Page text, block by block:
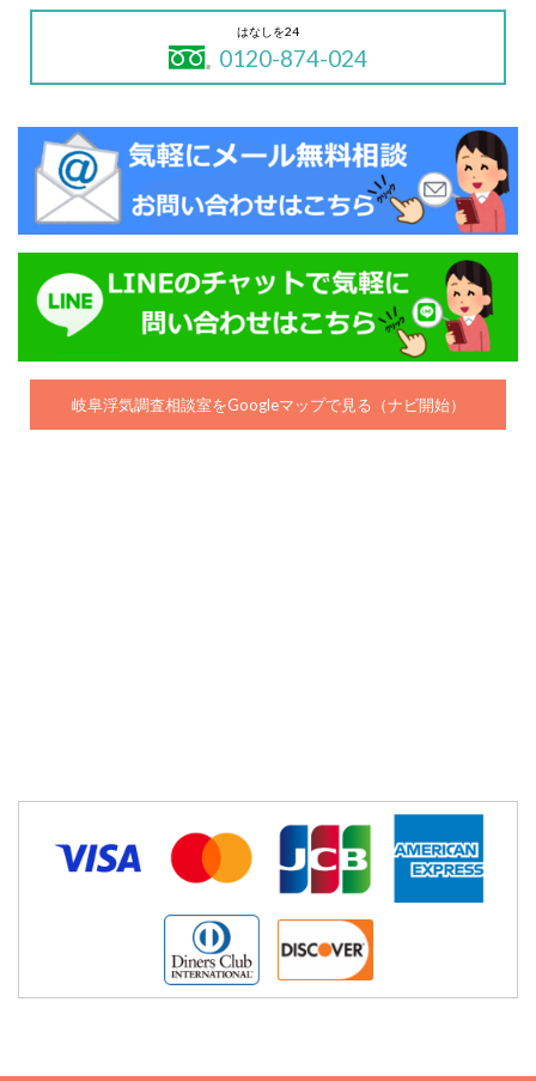
はなしを24
0120-874-024
岐阜浮気調査相談室をGoogleマップで見る（ナビ開始）